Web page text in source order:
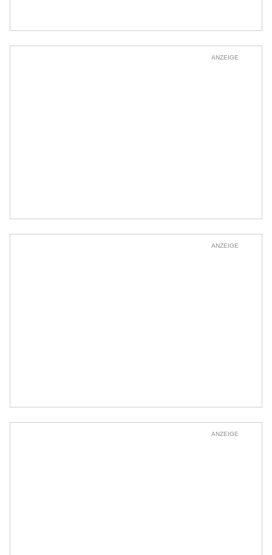
ANZEIGE
ANZEIGE
ANZEIGE